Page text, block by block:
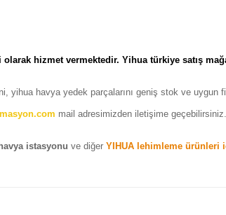
hizmet vermektedir. Yihua türkiye satış
yihua havya yedek parçalarını geniş stok ve uygun
mail adresimizden iletişime geçebilirsiniz.
istasyonu ve diğer YIHUA lehimleme ürünleri